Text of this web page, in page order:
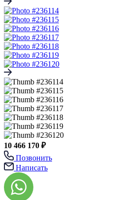
10 466 170 ₽
Позвонить
Написать